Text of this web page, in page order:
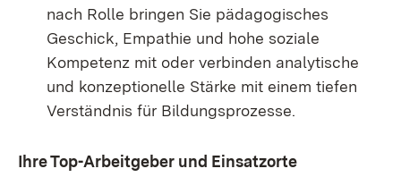
nach Rolle bringen Sie pädagogisches
Geschick, Empathie und hohe soziale
Kompetenz mit oder verbinden analytische
und konzeptionelle Stärke mit einem tiefen
Verständnis für Bildungsprozesse.
Ihre Top-Arbeitgeber und Einsatzorte